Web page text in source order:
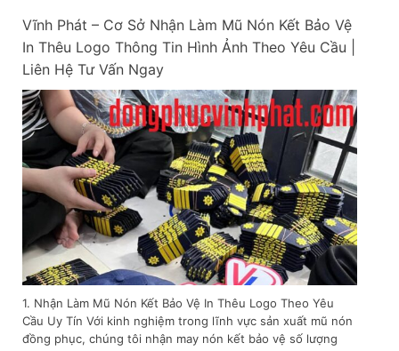
Vĩnh Phát – Cơ Sở Nhận Làm Mũ Nón Kết Bảo Vệ
In Thêu Logo Thông Tin Hình Ảnh Theo Yêu Cầu |
Liên Hệ Tư Vấn Ngay
1. Nhận Làm Mũ Nón Kết Bảo Vệ In Thêu Logo Theo Yêu
Cầu Uy Tín Với kinh nghiệm trong lĩnh vực sản xuất mũ nón
đồng phục, chúng tôi nhận may nón kết bảo vệ số lượng